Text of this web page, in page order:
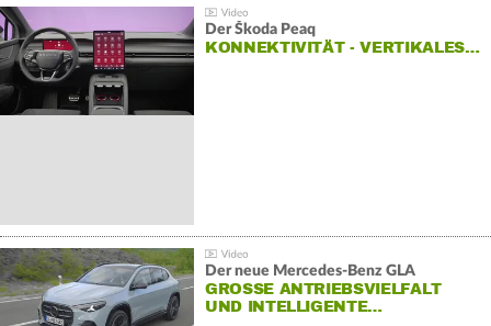
Der Škoda Peaq
KONNEKTIVITÄT - VERTIKALES…
Der neue Mercedes-Benz GLA
GROSSE ANTRIEBSVIELFALT U
ND INTELLIGENTE…